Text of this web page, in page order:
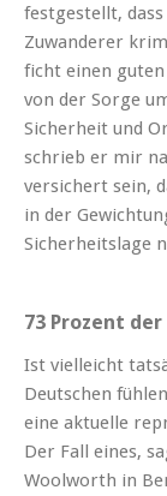
festgestellt,
Zuwanderer
ficht einen
von der Sorge
Sicherheit und
schrieb er mir
versichert sein,
in der
Sicherheitslage
73 Prozent
Ist vielleicht
Deutschen
eine aktuelle
Der Fall eines,
Woolworth in